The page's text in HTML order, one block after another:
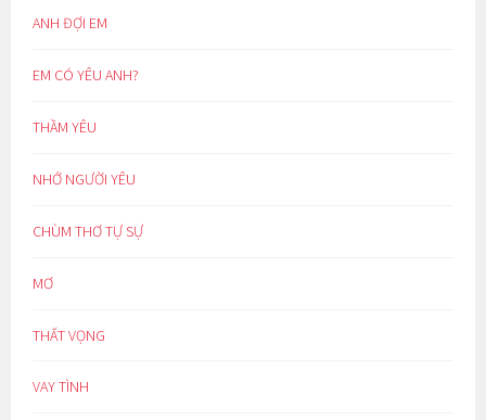
ANH ĐỢI EM
EM CÓ YÊU ANH?
THẦM YÊU
NHỚ NGƯỜI YÊU
CHÙM THƠ TỰ SỰ
MƠ
THẤT VỌNG
VAY TÌNH